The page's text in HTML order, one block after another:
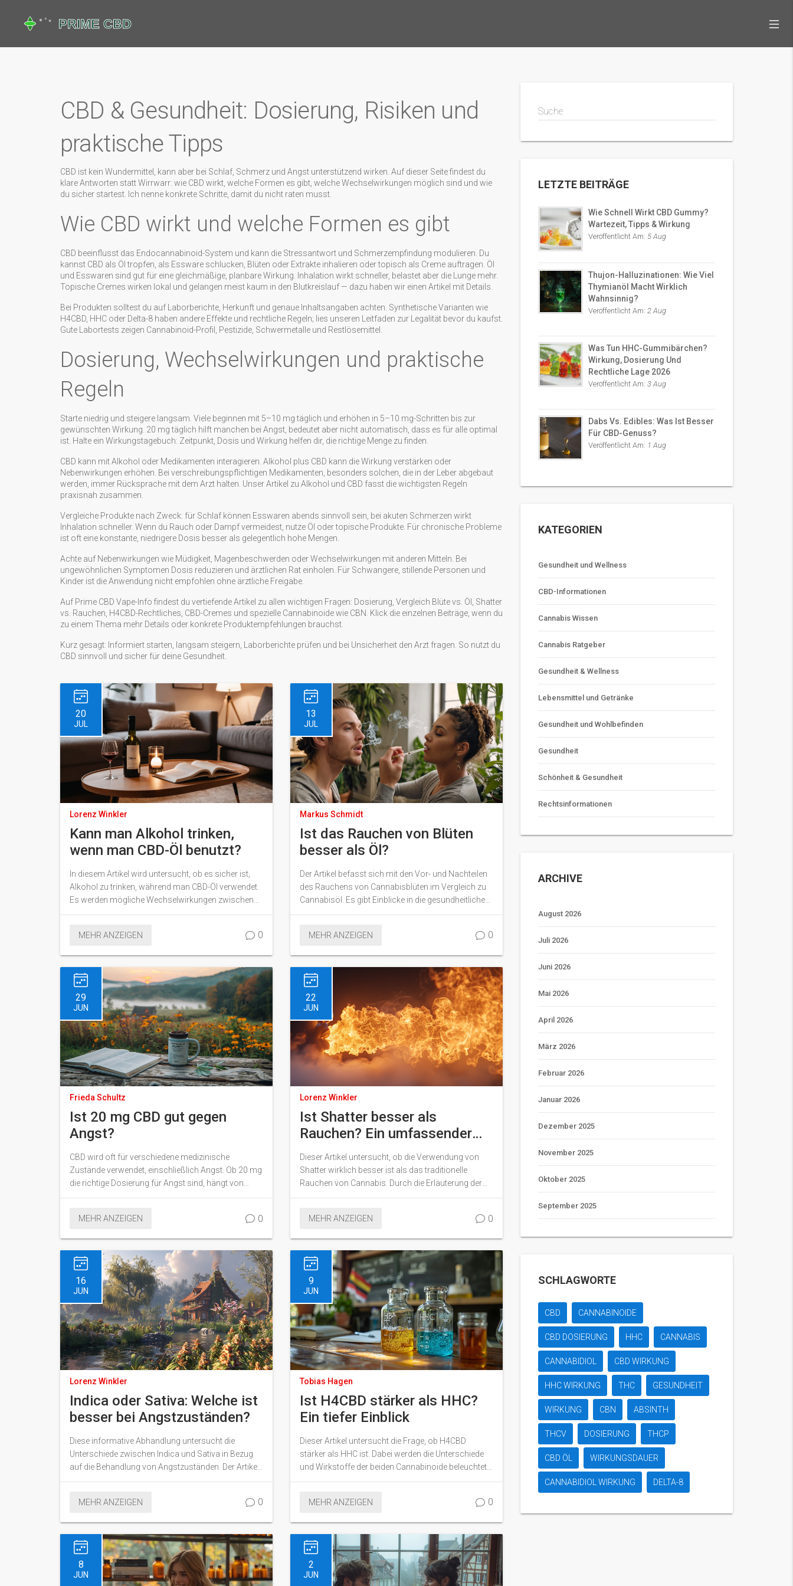
CBD & Gesundheit: Dosierung, Risiken und
praktische Tipps
CBD ist kein Wundermittel, kann aber bei Schlaf, Schmerz und Angst unterstützend wirken. Auf dieser Seite findest du
klare Antworten statt Wirrwarr: wie CBD wirkt, welche Formen es gibt, welche Wechselwirkungen möglich sind und wie
du sicher startest. Ich nenne konkrete Schritte, damit du nicht raten musst.
Wie CBD wirkt und welche Formen es gibt
CBD beeinflusst das Endocannabinoid-System und kann die Stressantwort und Schmerzempfindung modulieren. Du
kannst CBD als Öl tropfen, als Essware schlucken, Blüten oder Extrakte inhalieren oder topisch als Creme auftragen. Öl
und Esswaren sind gut für eine gleichmäßige, planbare Wirkung. Inhalation wirkt schneller, belastet aber die Lunge mehr.
Topische Cremes wirken lokal und gelangen meist kaum in den Blutkreislauf — dazu haben wir einen Artikel mit Details.
Bei Produkten solltest du auf Laborberichte, Herkunft und genaue Inhaltsangaben achten. Synthetische Varianten wie
H4CBD, HHC oder Delta-8 haben andere Effekte und rechtliche Regeln; lies unseren Leitfaden zur Legalität bevor du kaufst.
Gute Labortests zeigen Cannabinoid-Profil, Pestizide, Schwermetalle und Restlösemittel.
Dosierung, Wechselwirkungen und praktische
Regeln
Starte niedrig und steigere langsam. Viele beginnen mit 5–10 mg täglich und erhöhen in 5–10 mg-Schritten bis zur
gewünschten Wirkung. 20 mg täglich hilft manchen bei Angst, bedeutet aber nicht automatisch, dass es für alle optimal
ist. Halte ein Wirkungstagebuch: Zeitpunkt, Dosis und Wirkung helfen dir, die richtige Menge zu finden.
CBD kann mit Alkohol oder Medikamenten interagieren. Alkohol plus CBD kann die Wirkung verstärken oder
Nebenwirkungen erhöhen. Bei verschreibungspflichtigen Medikamenten, besonders solchen, die in der Leber abgebaut
werden, immer Rücksprache mit dem Arzt halten. Unser Artikel zu Alkohol und CBD fasst die wichtigsten Regeln
praxisnah zusammen.
Vergleiche Produkte nach Zweck: für Schlaf können Esswaren abends sinnvoll sein, bei akuten Schmerzen wirkt
Inhalation schneller. Wenn du Rauch oder Dampf vermeidest, nutze Öl oder topische Produkte. Für chronische Probleme
ist oft eine konstante, niedrigere Dosis besser als gelegentlich hohe Mengen.
Achte auf Nebenwirkungen wie Müdigkeit, Magenbeschwerden oder Wechselwirkungen mit anderen Mitteln. Bei
ungewöhnlichen Symptomen Dosis reduzieren und ärztlichen Rat einholen. Für Schwangere, stillende Personen und
Kinder ist die Anwendung nicht empfohlen ohne ärztliche Freigabe.
Auf Prime CBD Vape-Info findest du vertiefende Artikel zu allen wichtigen Fragen: Dosierung, Vergleich Blüte vs. Öl, Shatter
vs. Rauchen, H4CBD-Rechtliches, CBD-Cremes und spezielle Cannabinoide wie CBN. Klick die einzelnen Beiträge, wenn du
zu einem Thema mehr Details oder konkrete Produktempfehlungen brauchst.
Kurz gesagt: Informiert starten, langsam steigern, Laborberichte prüfen und bei Unsicherheit den Arzt fragen. So nutzt du
CBD sinnvoll und sicher für deine Gesundheit.
20
JUL
Lorenz Winkler
Kann man Alkohol trinken,
wenn man CBD-Öl benutzt?
In diesem Artikel wird untersucht, ob es sicher ist,
Alkohol zu trinken, während man CBD-Öl verwendet.
Es werden mögliche Wechselwirkungen zwischen
Alkohol und CBD besprochen, sowie Tipps gegeben,
ohne gesundheitliche Risiken einzugehen.
MEHR ANZEIGEN 0
13
JUL
Markus Schmidt
Ist das Rauchen von Blüten
besser als Öl?
Der Artikel befasst sich mit den Vor- und Nachteilen
des Rauchens von Cannabisblüten im Vergleich zu
Cannabisöl. Es gibt Einblicke in die gesundheitlichen
Auswirkungen und praktische Tipps zur Auswahl
MEHR ANZEIGEN
0
29
JUN
Frieda Schultz
Ist 20 mg CBD gut gegen
Angst?
CBD wird oft für verschiedene medizinische
Zustände verwendet, einschließlich Angst. Ob 20 mg
die richtige Dosierung für Angst sind, hängt von
zahlreichen Faktoren ab. Dieser Artikel erklärt, wie
werden kann und gibt Tipps für den sicheren
MEHR ANZEIGEN 0
22
JUN
Lorenz Winkler
Ist Shatter besser als
Rauchen? Ein umfassender
Vergleich
Dieser Artikel untersucht, ob die Verwendung von
Shatter wirklich besser ist als das traditionelle
Rauchen von Cannabis. Durch die Erläuterung der
Unterschiede, Vor- und Nachteile, sowie einige
Einblicke für alle, die mehr über Shatter und seine
MEHR ANZEIGEN 0
16
JUN
Lorenz Winkler
Indica oder Sativa: Welche ist
besser bei Angstzuständen?
Diese informative Abhandlung untersucht die
Unterschiede zwischen Indica und Sativa in Bezug
auf die Behandlung von Angstzuständen. Der Artikel
erklärt, welche Cannabis-Sorte möglicherweise
Linderung von Angstsymptomen helfen kann. Es
gegeben.
MEHR ANZEIGEN 0
9
JUN
Tobias Hagen
Ist H4CBD stärker als HHC?
Ein tiefer Einblick
Dieser Artikel untersucht die Frage, ob H4CBD
stärker als HHC ist. Dabei werden die Unterschiede
und Wirkstoffe der beiden Cannabinoide beleuchtet
sowie deren Einfluss auf das menschliche
Tipps und Fakten rund um die Anwendung und
MEHR ANZEIGEN 0
8
JUN
2
JUN
Suche
LETZTE BEITRÄGE
Wie Schnell Wirkt CBD Gummy?
Wartezeit, Tipps & Wirkung
Veröffentlicht Am: 5 Aug
Thujon-Halluzinationen: Wie Viel
Thymianöl Macht Wirklich
Wahnsinnig?
Veröffentlicht Am: 2 Aug
Was Tun HHC-Gummibärchen?
Wirkung, Dosierung Und
Rechtliche Lage 2026
Veröffentlicht Am: 3 Aug
Dabs Vs. Edibles: Was Ist Besser
Für CBD-Genuss?
Veröffentlicht Am: 1 Aug
KATEGORIEN
Gesundheit und Wellness
CBD-Informationen
Cannabis Wissen
Cannabis Ratgeber
Gesundheit & Wellness
Lebensmittel und Getränke
Gesundheit und Wohlbefinden
Gesundheit
Schönheit & Gesundheit
Rechtsinformationen
ARCHIVE
August 2026
Juli 2026
Juni 2026
Mai 2026
April 2026
März 2026
Februar 2026
Januar 2026
Dezember 2025
November 2025
Oktober 2025
September 2025
SCHLAGWORTE
CBD CANNABINOIDE
CBD DOSIERUNG HHC CANNABIS
CANNABIDIOL CBD WIRKUNG
HHC WIRKUNG THC GESUNDHEIT
WIRKUNG CBN ABSINTH
THCV DOSIERUNG THCP
CBD ÖL WIRKUNGSDAUER
CANNABIDIOL WIRKUNG DELTA-8